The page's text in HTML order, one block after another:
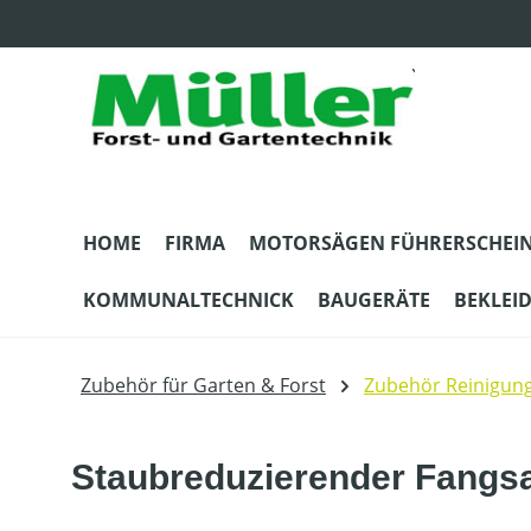
HOME FIRMA MOTORSÄGEN
KOMMUNALTECHNICK BAUGERÄTE
Zubehör für Garten & Forst Zubehör
Staubreduzierender